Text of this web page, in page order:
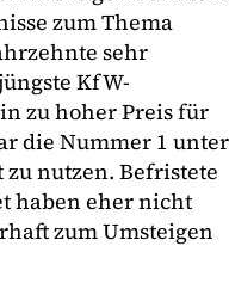
zum Thema
sehr
KfW-
zu hoher Preis für
die Nummer 1 unter
nutzen. Befristete
haben eher nicht
zum Umsteigen